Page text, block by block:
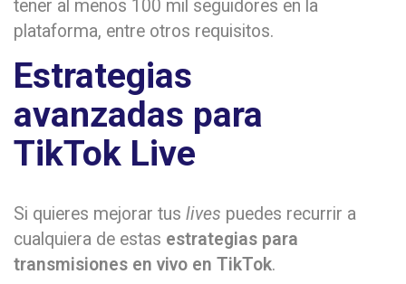
tener al menos 100 mil seguidores en la
plataforma, entre otros requisitos.
Estrategias
avanzadas para
TikTok Live
Si quieres mejorar tus lives puedes recurrir a
cualquiera de estas estrategias para
transmisiones en vivo en TikTok.